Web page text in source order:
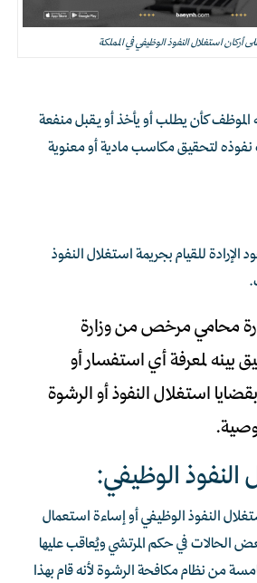
أركان استغلال النفوذ الوظيفي في المملكة
كأن يطلب أو يأخذ أو يقبل منفعة
لتحقيق مكاسب مادية أو معنوية
للقيام بجريمة استغلال النفوذ
محامي مرخص من وزارة
بينه لمعرفة أي استفسار أو
استغلال النفوذ أو الرشوة
النفوذ الوظيفي:
النفوذ الوظيفي أو إساءة استعمال
الحالات في حكم المرتشي ويُعاقب عليها
من نظام مكافحة الرشوة لأنه قام بهذا